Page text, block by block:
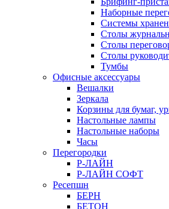
Наборные
Системы
Столы
Столы
Столы
Тумбы
Офисные аксессуары
Вешалки
Зеркала
Корзины для бумаг,
Настольные лампы
Настольные наборы
Часы
Перегородки
Р-ЛАЙН
Р-ЛАЙН СОФТ
Ресепшн
БЕРН
БЕТОН